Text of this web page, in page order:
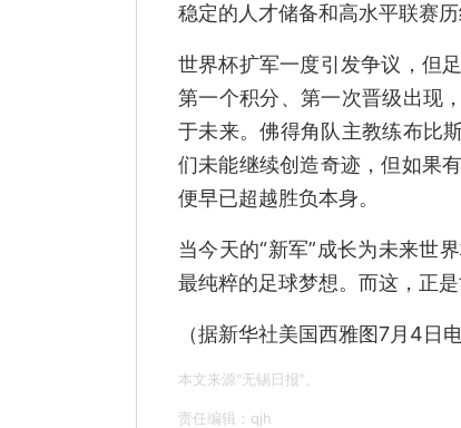
稳定的人才储备和高水平联赛历
世界杯扩军一度引发争议，但
第一个积分、第一次晋级出现
于未来。佛得角队主教练布比
们未能继续创造奇迹，但如果
便早已超越胜负本身。
当今天的“新军”成长为未来世
最纯粹的足球梦想。而这，正是
（据新华社美国西雅图7月4日电
本文来源"无锡日报"。
责任编辑：qjh